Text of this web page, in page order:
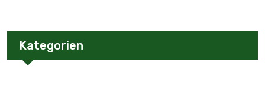
Kategorien